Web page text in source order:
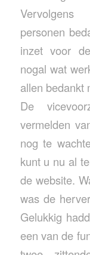
personen
inzet voor
nogal wat
allen bedankt
De
vermelden
nog te
kunt u nu al
de website.
was de
Gelukkig
een van de